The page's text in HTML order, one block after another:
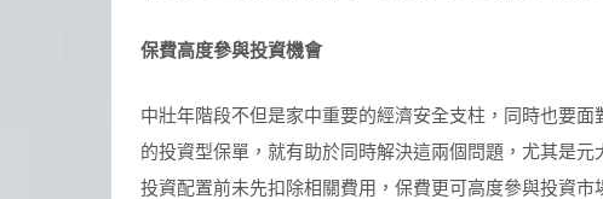
保費高度參與投資機會
中壯年階段不但是家中重要的經濟安全支柱，同時也要
的投資型保單，就有助於同時解決這兩個問題，尤其是
投資配置前未先扣除相關費用，保費更可高度參與投資市